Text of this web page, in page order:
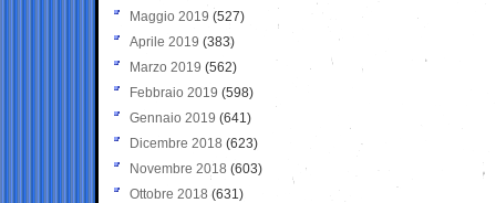
Maggio 2019 (527)
Aprile 2019 (383)
Marzo 2019 (562)
Febbraio 2019 (598)
Gennaio 2019 (641)
Dicembre 2018 (623)
Novembre 2018 (603)
Ottobre 2018 (631)